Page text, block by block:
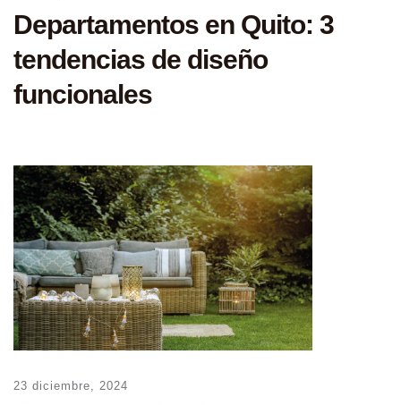
Departamentos en Quito: 3
tendencias de diseño
funcionales
23 diciembre, 2024